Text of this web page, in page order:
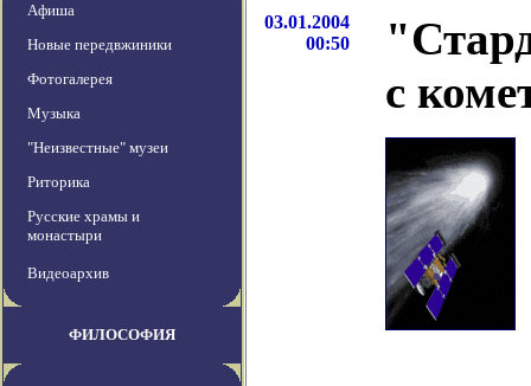
Афиша
Новые передвжиники
Фотогалерея
Музыка
"Неизвестные" музеи
Риторика
Русские храмы и
монастыри
Видеоархив
ФИЛОСОФИЯ
03.01.2004
00:50
с